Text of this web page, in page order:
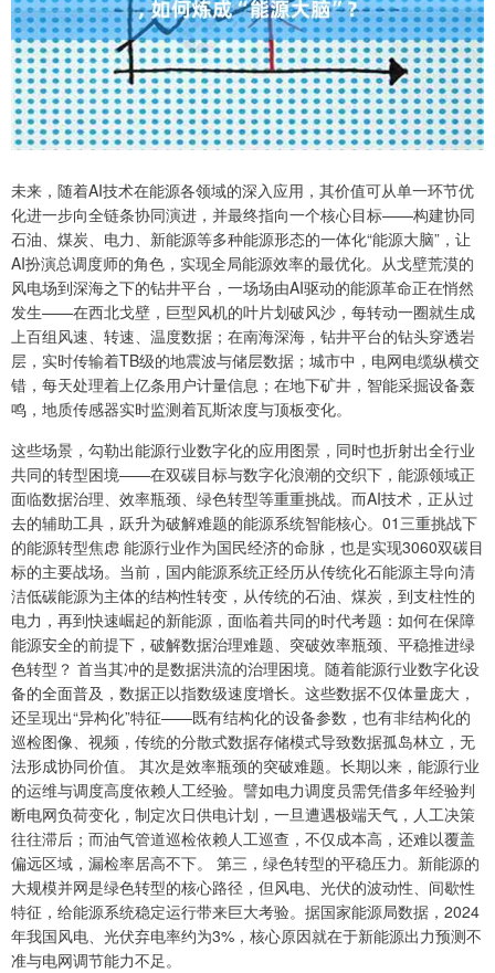
未来，随着AI技术在能源各领域的深入应用，其价值可从单一环节优
化进一步向全链条协同演进，并最终指向一个核心目标——构建协同
石油、煤炭、电力、新能源等多种能源形态的一体化“能源大脑”，让
AI扮演总调度师的角色，实现全局能源效率的最优化。从戈壁荒漠的
风电场到深海之下的钻井平台，一场场由AI驱动的能源革命正在悄然
发生——在西北戈壁，巨型风机的叶片划破风沙，每转动一圈就生成
上百组风速、转速、温度数据；在南海深海，钻井平台的钻头穿透岩
层，实时传输着TB级的地震波与储层数据；城市中，电网电缆纵横交
错，每天处理着上亿条用户计量信息；在地下矿井，智能采掘设备轰
鸣，地质传感器实时监测着瓦斯浓度与顶板变化。
这些场景，勾勒出能源行业数字化的应用图景，同时也折射出全行业
共同的转型困境——在双碳目标与数字化浪潮的交织下，能源领域正
面临数据治理、效率瓶颈、绿色转型等重重挑战。而AI技术，正从过
去的辅助工具，跃升为破解难题的能源系统智能核心。01三重挑战下
的能源转型焦虑 能源行业作为国民经济的命脉，也是实现3060双碳目
标的主要战场。当前，国内能源系统正经历从传统化石能源主导向清
洁低碳能源为主体的结构性转变，从传统的石油、煤炭，到支柱性的
电力，再到快速崛起的新能源，面临着共同的时代考题：如何在保障
能源安全的前提下，破解数据治理难题、突破效率瓶颈、平稳推进绿
色转型？ 首当其冲的是数据洪流的治理困境。随着能源行业数字化设
备的全面普及，数据正以指数级速度增长。这些数据不仅体量庞大，
还呈现出“异构化”特征——既有结构化的设备参数，也有非结构化的
巡检图像、视频，传统的分散式数据存储模式导致数据孤岛林立，无
法形成协同价值。 其次是效率瓶颈的突破难题。长期以来，能源行业
的运维与调度高度依赖人工经验。譬如电力调度员需凭借多年经验判
断电网负荷变化，制定次日供电计划，一旦遭遇极端天气，人工决策
往往滞后；而油气管道巡检依赖人工巡查，不仅成本高，还难以覆盖
偏远区域，漏检率居高不下。 第三，绿色转型的平稳压力。新能源的
大规模并网是绿色转型的核心路径，但风电、光伏的波动性、间歇性
特征，给能源系统稳定运行带来巨大考验。据国家能源局数据，2024
年我国风电、光伏弃电率约为3%，核心原因就在于新能源出力预测不
准与电网调节能力不足。